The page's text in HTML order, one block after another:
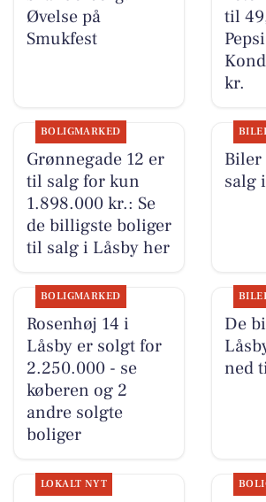
Øvelse på
Smukfest
til
kr.
BOLIGMARKED
Grønnegade 12 er
til salg for kun
1.898.000 kr.: Se
de billigste boliger
til salg i Låsby her
Biler
salg
BOLIGMARKED
Rosenhøj 14 i
Låsby er solgt for
2.250.000 - se
køberen og 2
andre solgte
boliger
De
ned
LOKALT NYT